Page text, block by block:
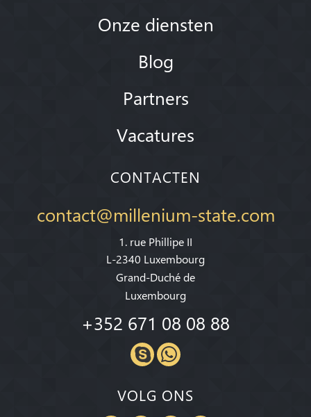
Onze diensten
Blog
Partners
Vacatures
CONTACTEN
contact@millenium-state.com
1. rue Phillipe II
L-2340 Luxembourg
Grand-Duché de
Luxembourg
+352 671 08 08 88
VOLG ONS